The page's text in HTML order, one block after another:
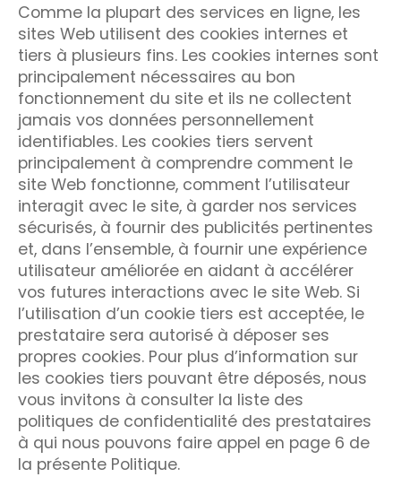
Comme la plupart des services en ligne, les
sites Web utilisent des cookies internes et
tiers à plusieurs fins. Les cookies internes sont
principalement nécessaires au bon
fonctionnement du site et ils ne collectent
jamais vos données personnellement
identifiables. Les cookies tiers servent
principalement à comprendre comment le
site Web fonctionne, comment l’utilisateur
interagit avec le site, à garder nos services
sécurisés, à fournir des publicités pertinentes
et, dans l’ensemble, à fournir une expérience
utilisateur améliorée en aidant à accélérer
vos futures interactions avec le site Web. Si
l’utilisation d’un cookie tiers est acceptée, le
prestataire sera autorisé à déposer ses
propres cookies. Pour plus d’information sur
les cookies tiers pouvant être déposés, nous
vous invitons à consulter la liste des
politiques de confidentialité des prestataires
à qui nous pouvons faire appel en page 6 de
la présente Politique.